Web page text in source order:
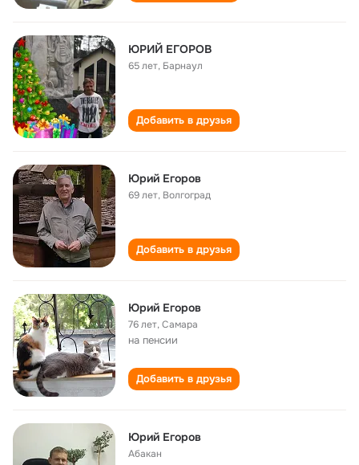
ЮРИЙ ЕГОРОВ
65 лет, Барнаул
Добавить в друзья
Юрий Егоров
69 лет, Волгоград
Добавить в друзья
Юрий Егоров
76 лет,Самара
на пенсии
Добавить в друзья
Юрий Егоров
Абакан